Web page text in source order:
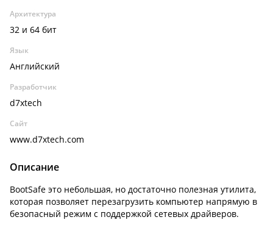
Архитектура
32 и 64 бит
Язык
Английский
Разработчик
d7xtech
Сайт
www.d7xtech.com
Описание
BootSafe это небольшая, но достаточно полезная утилита,
которая позволяет перезагрузить компьютер напрямую в
безопасный режим с поддержкой сетевых драйверов.